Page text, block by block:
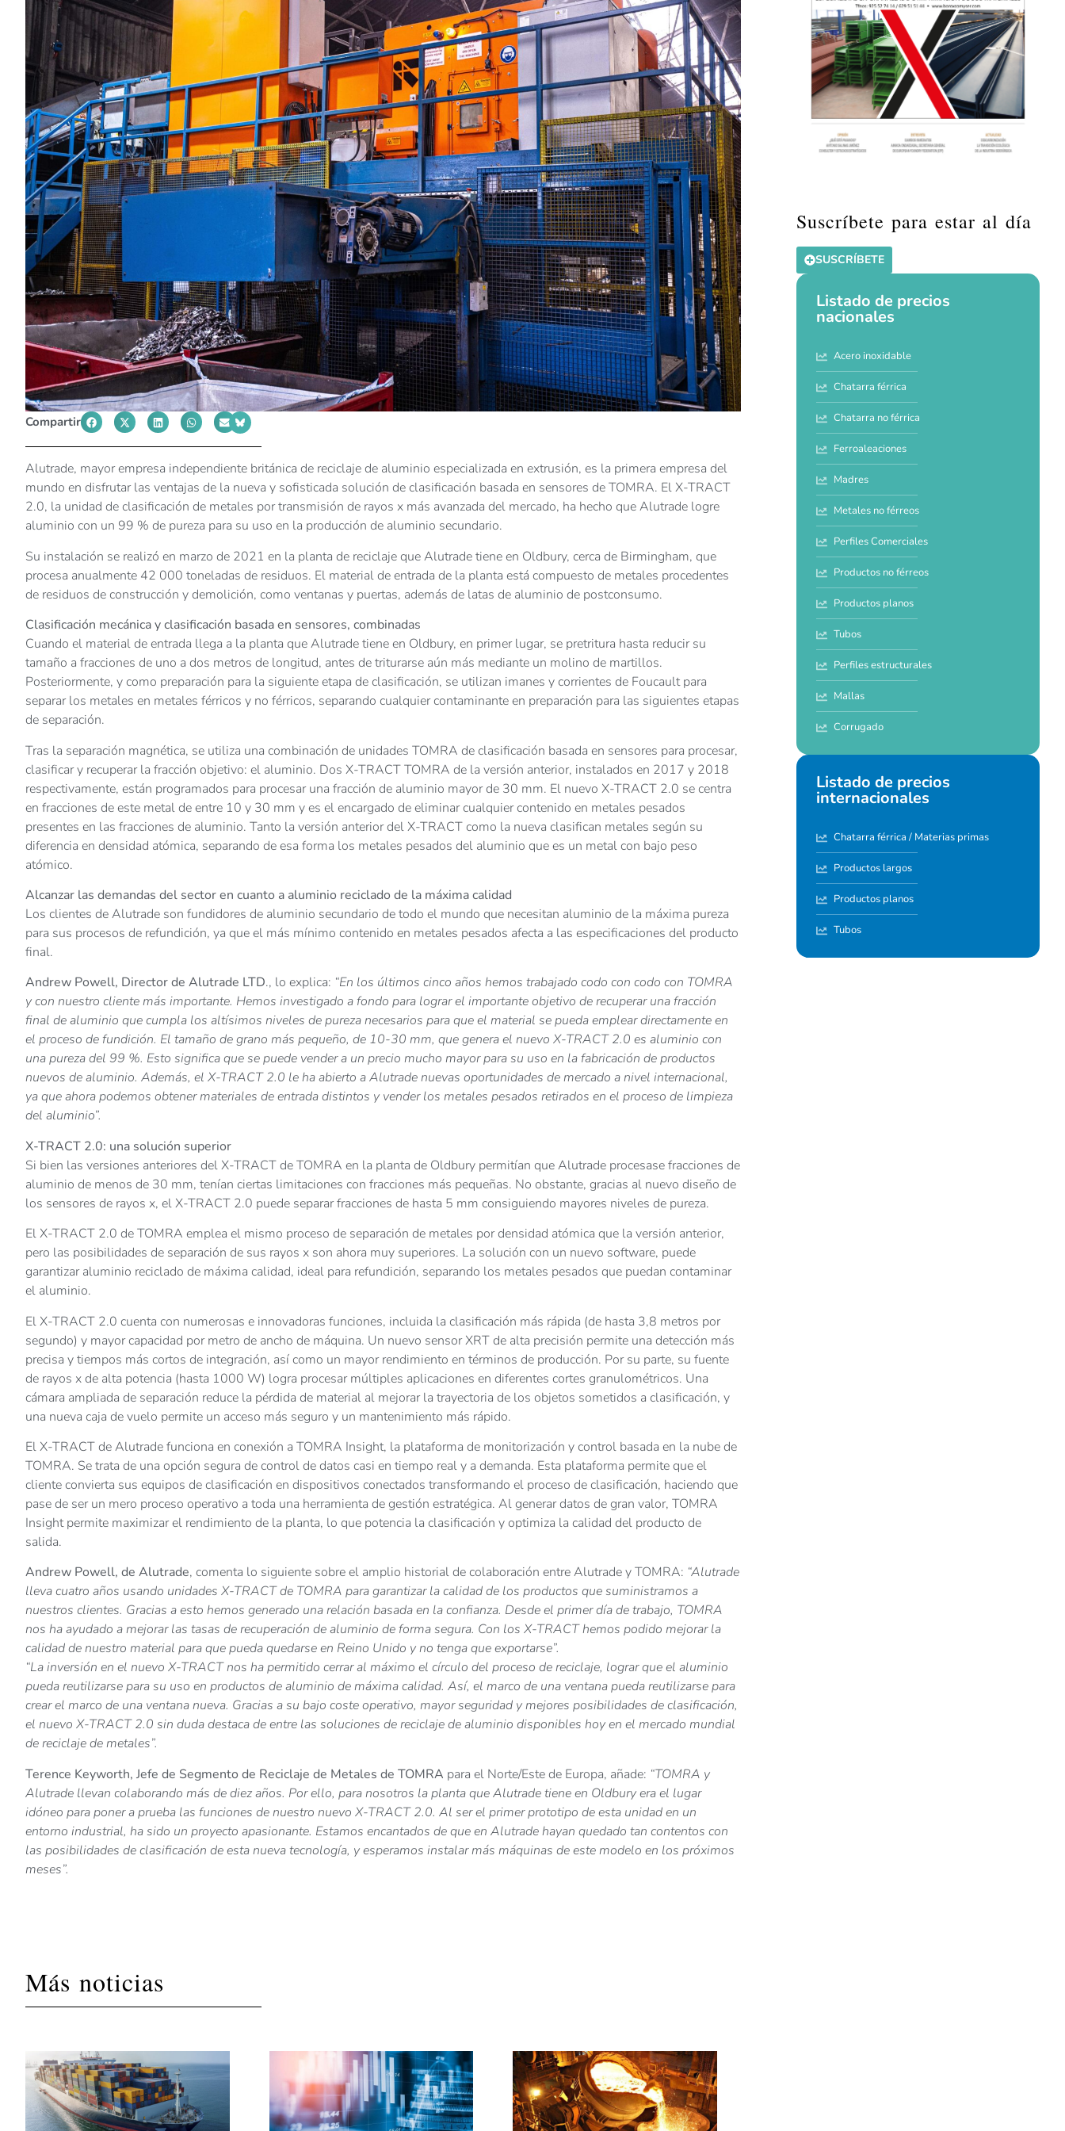
Compartir
Alutrade, mayor empresa independiente británica de reciclaje de aluminio especializada en extrusión, es la primera empresa del
mundo en disfrutar las ventajas de la nueva y sofisticada solución de clasificación basada en sensores de TOMRA. El X-TRACT
2.0, la unidad de clasificación de metales por transmisión de rayos x más avanzada del mercado, ha hecho que Alutrade logre
aluminio con un 99 % de pureza para su uso en la producción de aluminio secundario.
Su instalación se realizó en marzo de 2021 en la planta de reciclaje que Alutrade tiene en Oldbury, cerca de Birmingham, que
procesa anualmente 42 000 toneladas de residuos. El material de entrada de la planta está compuesto de metales procedentes
de residuos de construcción y demolición, como ventanas y puertas, además de latas de aluminio de postconsumo.
Clasificación mecánica y clasificación basada en sensores, combinadas
Cuando el material de entrada llega a la planta que Alutrade tiene en Oldbury, en primer lugar, se pretritura hasta reducir su
tamaño a fracciones de uno a dos metros de longitud, antes de triturarse aún más mediante un molino de martillos.
Posteriormente, y como preparación para la siguiente etapa de clasificación, se utilizan imanes y corrientes de Foucault para
separar los metales en metales férricos y no férricos, separando cualquier contaminante en preparación para las siguientes etapas
de separación.
Tras la separación magnética, se utiliza una combinación de unidades TOMRA de clasificación basada en sensores para procesar,
clasificar y recuperar la fracción objetivo: el aluminio. Dos X-TRACT TOMRA de la versión anterior, instalados en 2017 y 2018
respectivamente, están programados para procesar una fracción de aluminio mayor de 30 mm. El nuevo X-TRACT 2.0 se centra
en fracciones de este metal de entre 10 y 30 mm y es el encargado de eliminar cualquier contenido en metales pesados
presentes en las fracciones de aluminio. Tanto la versión anterior del X-TRACT como la nueva clasifican metales según su
diferencia en densidad atómica, separando de esa forma los metales pesados del aluminio que es un metal con bajo peso
atómico.
Alcanzar las demandas del sector en cuanto a aluminio reciclado de la máxima calidad
Los clientes de Alutrade son fundidores de aluminio secundario de todo el mundo que necesitan aluminio de la máxima pureza
para sus procesos de refundición, ya que el más mínimo contenido en metales pesados afecta a las especificaciones del producto
final.
Andrew Powell, Director de Alutrade LTD., lo explica: “En los últimos cinco años hemos trabajado codo con codo con TOMRA
y con nuestro cliente más importante. Hemos investigado a fondo para lograr el importante objetivo de recuperar una fracción
final de aluminio que cumpla los altísimos niveles de pureza necesarios para que el material se pueda emplear directamente en
el proceso de fundición. El tamaño de grano más pequeño, de 10-30 mm, que genera el nuevo X-TRACT 2.0 es aluminio con
una pureza del 99 %. Esto significa que se puede vender a un precio mucho mayor para su uso en la fabricación de productos
nuevos de aluminio. Además, el X-TRACT 2.0 le ha abierto a Alutrade nuevas oportunidades de mercado a nivel internacional,
ya que ahora podemos obtener materiales de entrada distintos y vender los metales pesados retirados en el proceso de limpieza
del aluminio”.
X-TRACT 2.0: una solución superior
Si bien las versiones anteriores del X-TRACT de TOMRA en la planta de Oldbury permitían que Alutrade procesase fracciones de
aluminio de menos de 30 mm, tenían ciertas limitaciones con fracciones más pequeñas. No obstante, gracias al nuevo diseño de
los sensores de rayos x, el X-TRACT 2.0 puede separar fracciones de hasta 5 mm consiguiendo mayores niveles de pureza.
El X-TRACT 2.0 de TOMRA emplea el mismo proceso de separación de metales por densidad atómica que la versión anterior,
pero las posibilidades de separación de sus rayos x son ahora muy superiores. La solución con un nuevo software, puede
garantizar aluminio reciclado de máxima calidad, ideal para refundición, separando los metales pesados que puedan contaminar
el aluminio.
El X-TRACT 2.0 cuenta con numerosas e innovadoras funciones, incluida la clasificación más rápida (de hasta 3,8 metros por
segundo) y mayor capacidad por metro de ancho de máquina. Un nuevo sensor XRT de alta precisión permite una detección más
precisa y tiempos más cortos de integración, así como un mayor rendimiento en términos de producción. Por su parte, su fuente
de rayos x de alta potencia (hasta 1000 W) logra procesar múltiples aplicaciones en diferentes cortes granulométricos. Una
cámara ampliada de separación reduce la pérdida de material al mejorar la trayectoria de los objetos sometidos a clasificación, y
una nueva caja de vuelo permite un acceso más seguro y un mantenimiento más rápido.
El X-TRACT de Alutrade funciona en conexión a TOMRA Insight, la plataforma de monitorización y control basada en la nube de
TOMRA. Se trata de una opción segura de control de datos casi en tiempo real y a demanda. Esta plataforma permite que el
cliente convierta sus equipos de clasificación en dispositivos conectados transformando el proceso de clasificación, haciendo que
pase de ser un mero proceso operativo a toda una herramienta de gestión estratégica. Al generar datos de gran valor, TOMRA
Insight permite maximizar el rendimiento de la planta, lo que potencia la clasificación y optimiza la calidad del producto de
salida.
Andrew Powell, de Alutrade, comenta lo siguiente sobre el amplio historial de colaboración entre Alutrade y TOMRA: “Alutrade
lleva cuatro años usando unidades X-TRACT de TOMRA para garantizar la calidad de los productos que suministramos a
nuestros clientes. Gracias a esto hemos generado una relación basada en la confianza. Desde el primer día de trabajo, TOMRA
nos ha ayudado a mejorar las tasas de recuperación de aluminio de forma segura. Con los X-TRACT hemos podido mejorar la
calidad de nuestro material para que pueda quedarse en Reino Unido y no tenga que exportarse”.
“La inversión en el nuevo X-TRACT nos ha permitido cerrar al máximo el círculo del proceso de reciclaje, lograr que el aluminio
pueda reutilizarse para su uso en productos de aluminio de máxima calidad. Así, el marco de una ventana pueda reutilizarse para
crear el marco de una ventana nueva. Gracias a su bajo coste operativo, mayor seguridad y mejores posibilidades de clasificación,
el nuevo X-TRACT 2.0 sin duda destaca de entre las soluciones de reciclaje de aluminio disponibles hoy en el mercado mundial
de reciclaje de metales”.
Terence Keyworth, Jefe de Segmento de Reciclaje de Metales de TOMRA para el Norte/Este de Europa, añade: “TOMRA y
Alutrade llevan colaborando más de diez años. Por ello, para nosotros la planta que Alutrade tiene en Oldbury era el lugar
idóneo para poner a prueba las funciones de nuestro nuevo X-TRACT 2.0. Al ser el primer prototipo de esta unidad en un
entorno industrial, ha sido un proyecto apasionante. Estamos encantados de que en Alutrade hayan quedado tan contentos con
las posibilidades de clasificación de esta nueva tecnología, y esperamos instalar más máquinas de este modelo en los próximos
meses”.
Más noticias
Suscríbete para estar al día
SUSCRÍBETE
Listado de precios
nacionales
Acero inoxidable
Chatarra férrica
Chatarra no férrica
Ferroaleaciones
Madres
Metales no férreos
Perfiles Comerciales
Productos no férreos
Productos planos
Tubos
Perfiles estructurales
Mallas
Corrugado
Listado de precios
internacionales
Chatarra férrica / Materias primas
Productos largos
Productos planos
Tubos